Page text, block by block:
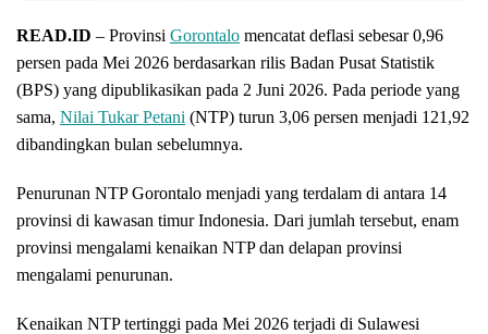
READ.ID – Provinsi Gorontalo mencatat deflasi sebesar 0,96
persen pada Mei 2026 berdasarkan rilis Badan Pusat Statistik
(BPS) yang dipublikasikan pada 2 Juni 2026. Pada periode yang
sama, Nilai Tukar Petani (NTP) turun 3,06 persen menjadi 121,92
dibandingkan bulan sebelumnya.
Penurunan NTP Gorontalo menjadi yang terdalam di antara 14
provinsi di kawasan timur Indonesia. Dari jumlah tersebut, enam
provinsi mengalami kenaikan NTP dan delapan provinsi
mengalami penurunan.
Kenaikan NTP tertinggi pada Mei 2026 terjadi di Sulawesi